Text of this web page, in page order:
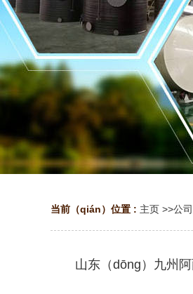
当前（qián）位置 : 主页 >>公
山东（dōng）九州阿